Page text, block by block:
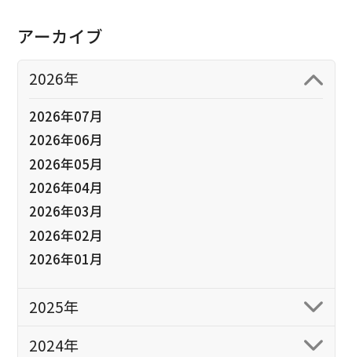
アーカイブ
2026年
2026年07月
2026年06月
2026年05月
2026年04月
2026年03月
2026年02月
2026年01月
2025年
2024年